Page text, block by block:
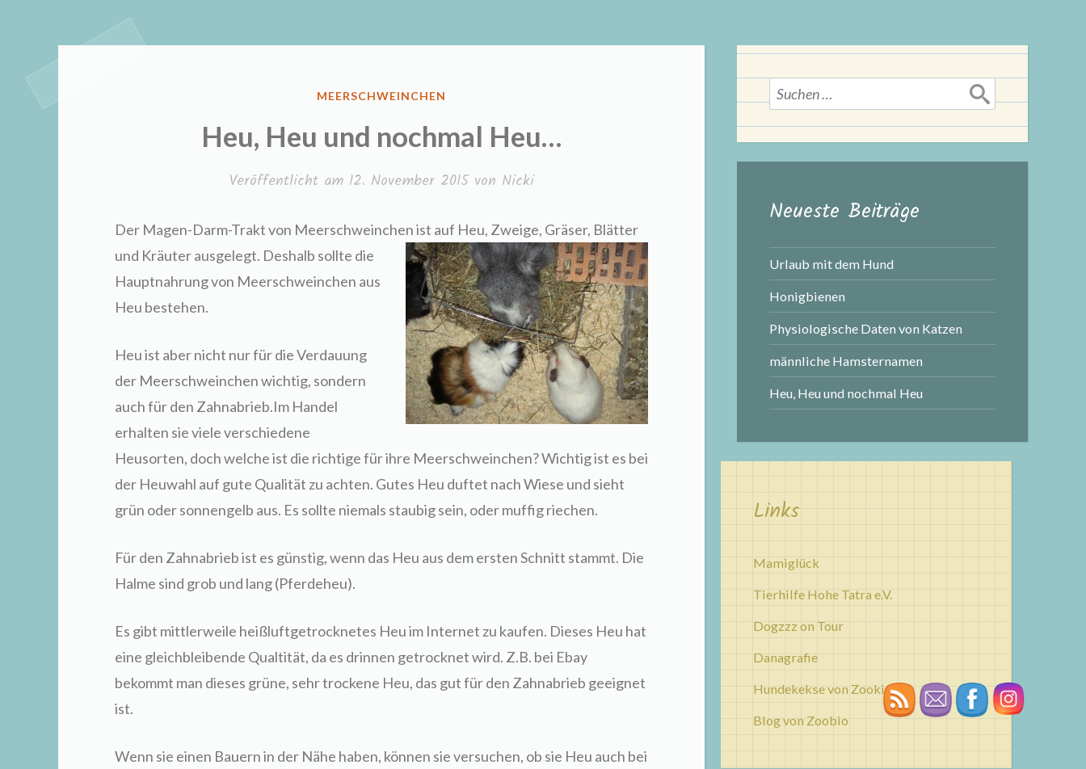
VERÖFFENTLICHT
MEERSCHWEINCHEN
Heu, Heu und nochmal Heu…
Veröffentlicht am 12. November 2015von Nicki
Der Magen-Darm-Trakt von Meerschweinchen ist auf Heu, Zweige, Gräser, Blätter
und Kräuter ausgelegt. Deshalb sollte die
Hauptnahrung von Meerschweinchen aus
Heu bestehen.
Heu ist aber nicht nur für die Verdauung
der Meerschweinchen wichtig, sondern
auch für den Zahnabrieb.Im Handel
erhalten sie viele verschiedene
Heusorten, doch welche ist die richtige für ihre Meerschweinchen? Wichtig ist es bei
der Heuwahl auf gute Qualität zu achten. Gutes Heu duftet nach Wiese und sieht
grün oder sonnengelb aus. Es sollte niemals staubig sein, oder muffig riechen.
Für den Zahnabrieb ist es günstig, wenn das Heu aus dem ersten Schnitt stammt. Die
Halme sind grob und lang (Pferdeheu).
Es gibt mittlerweile heißluftgetrocknetes Heu im Internet zu kaufen. Dieses Heu hat
eine gleichbleibende Qualtität, da es drinnen getrocknet wird. Z.B. bei Ebay
bekommt man dieses grüne, sehr trockene Heu, das gut für den Zahnabrieb geeignet
ist.
Wenn sie einen Bauern in der Nähe haben, können sie versuchen, ob sie Heu auch bei
Suchen
nach:
Neueste Beiträge
Urlaub mit dem Hund
Honigbienen
Physiologische Daten von Katzen
männliche Hamsternamen
Heu, Heu und nochmal Heu
Links
Mamiglück
Tierhilfe Hohe Tatra e.V.
Dogzzz on Tour
Danagrafie
Hundekekse von Zookies
Blog von Zoobio